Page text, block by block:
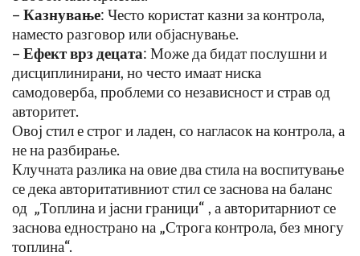
– Казнување: Често користат казни за контрола,
наместо разговор или објаснување.
– Ефект врз децата: Може да бидат послушни и
дисциплинирани, но често имаат ниска
самодоверба, проблеми со независност и страв од
авторитет.
Овој стил е строг и ладен, со нагласок на контрола, а
не на разбирање.
Клучната разлика на овие два стила на воспитување
се дека авторитативниот стил се заснова на баланс
од „Топлина и јасни граници“ , а авторитарниот се
заснова еднострано на „Строга контрола, без многу
топлина“.